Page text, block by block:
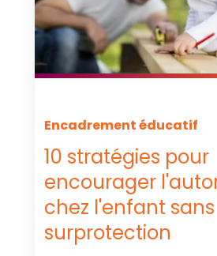
Encadrement éducatif
10 stratégies pour
encourager
chez l'enfant sans
surprotection